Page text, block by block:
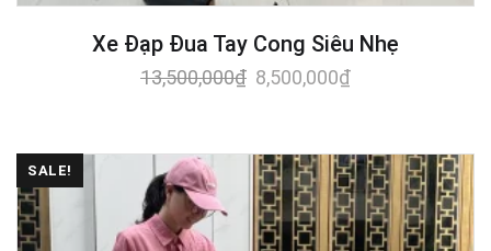
Xe Đạp Đua Tay Cong Siêu Nhẹ
13,500,000₫ 8,500,000₫
SALE!